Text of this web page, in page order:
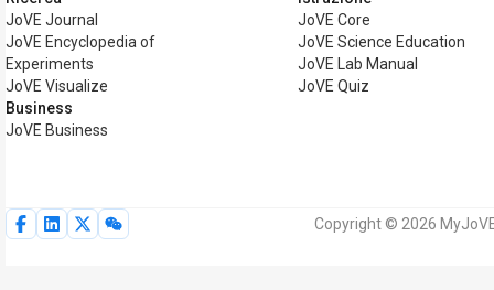
JoVE Journal
JoVE Encyclopedia of
Experiments
JoVE Visualize
Business
JoVE Business
JoVE Core
JoVE Science Education
JoVE Lab Manual
JoVE Quiz
Copyright © 2026